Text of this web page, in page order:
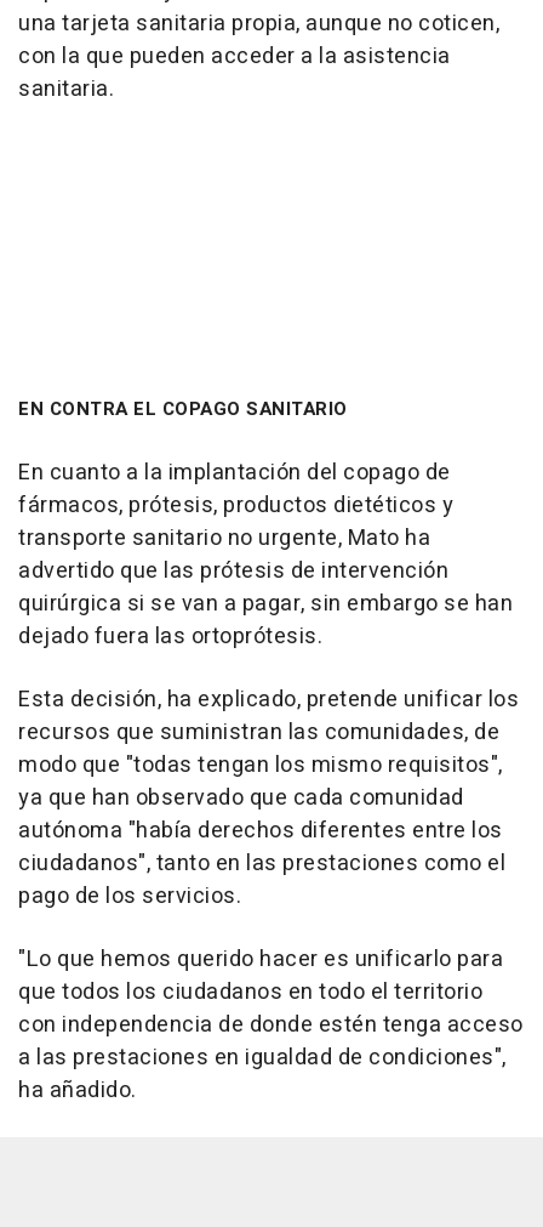
una tarjeta sanitaria propia, aunque no coticen,
con la que pueden acceder a la asistencia
sanitaria.
EN CONTRA EL COPAGO SANITARIO
En cuanto a la implantación del copago de
fármacos, prótesis, productos dietéticos y
transporte sanitario no urgente, Mato ha
advertido que las prótesis de intervención
quirúrgica si se van a pagar, sin embargo se han
dejado fuera las ortoprótesis.
Esta decisión, ha explicado, pretende unificar los
recursos que suministran las comunidades, de
modo que "todas tengan los mismo requisitos",
ya que han observado que cada comunidad
autónoma "había derechos diferentes entre los
ciudadanos", tanto en las prestaciones como el
pago de los servicios.
"Lo que hemos querido hacer es unificarlo para
que todos los ciudadanos en todo el territorio
con independencia de donde estén tenga acceso
a las prestaciones en igualdad de condiciones",
ha añadido.